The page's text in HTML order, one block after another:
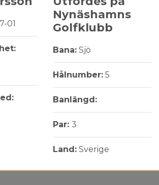
01
Nynäshamns
Golfklubb
Bana: Sjö
Hålnumber: 5
Banlängd:
Par: 3
Land: Sverige